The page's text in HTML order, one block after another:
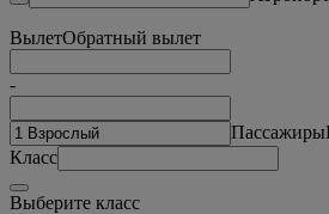
ВылетОбратный вылет
-
Пассажиры
Класс
Выберите класс